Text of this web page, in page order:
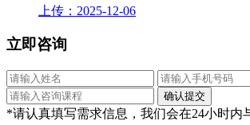
上传：2025-12-06
立即咨询
*请认真填写需求信息，我们会在24小时内